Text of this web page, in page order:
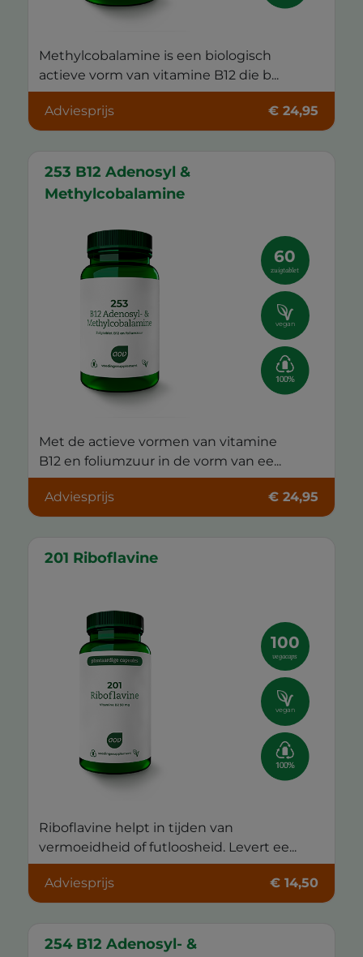
Methylcobalamine is een biologisch
actieve vorm van vitamine B12 die b...
Adviesprijs € 24,95
253 B12 Adenosyl &
Methylcobalamine
60
zuigtablet
vegan
Met de actieve vormen van vitamine
B12 en foliumzuur in de vorm van ee...
Adviesprijs € 24,95
201 Riboflavine
100
vegacaps
vegan
Riboflavine helpt in tijden van
vermoeidheid of futloosheid. Levert ee...
Adviesprijs € 14,50
254 B12 Adenosyl- &